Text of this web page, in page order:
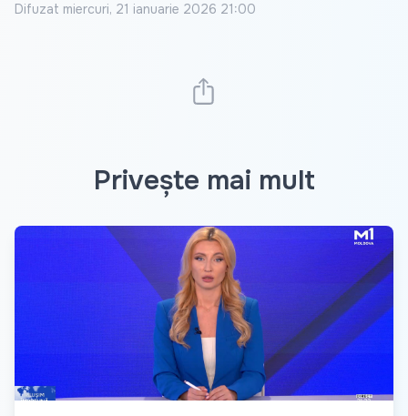
Difuzat miercuri, 21 ianuarie 2026 21:00
Privește mai mult